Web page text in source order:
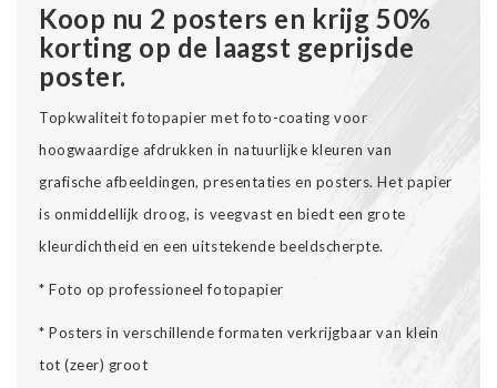
Koop nu 2 posters en krijg 50%
korting op de laagst geprijsde
poster.
Topkwaliteit fotopapier met foto-coating voor
hoogwaardige afdrukken in natuurlijke kleuren van
grafische afbeeldingen, presentaties en posters. Het papier
is onmiddellijk droog, is veegvast en biedt een grote
kleurdichtheid en een uitstekende beeldscherpte.
* Foto op professioneel fotopapier
* Posters in verschillende formaten verkrijgbaar van klein
tot (zeer) groot